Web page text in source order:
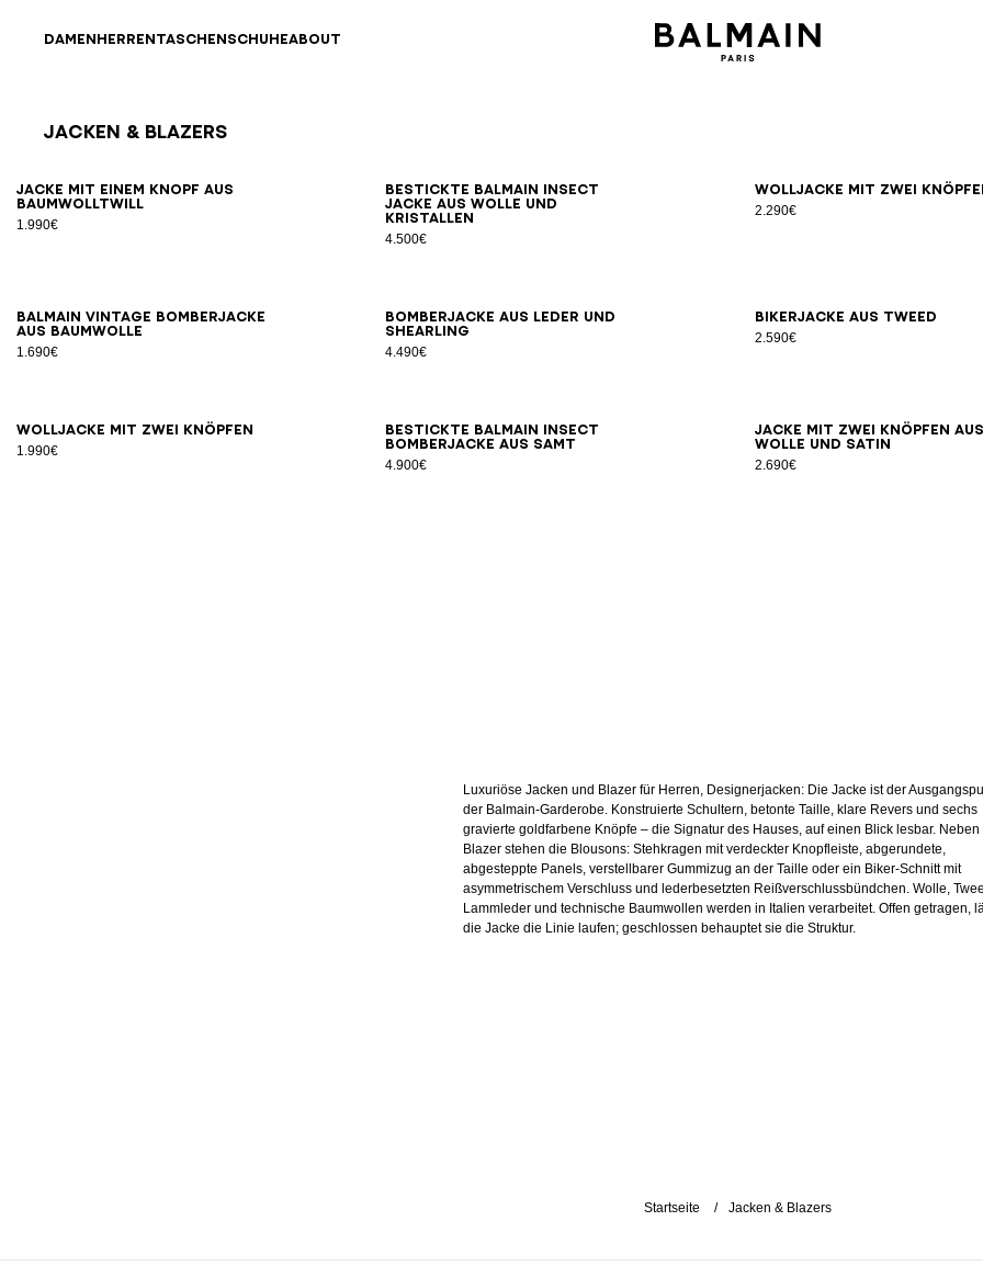
DAMENHERRENTASCHENSCHUHEABOUT
Jacken & Blazers
Jacke mit einem Knopf aus
Baumwolltwill
1.990€
464850
Bestickte Balmain Insect
Jacke aus Wolle und
Kristallen
4.500€
4446 Wolljacke mit zwei
2.290€
464850
Balmain Vintage Bomberjacke
aus Baumwolle
1.690€
4648505254
Bomberjacke aus Leder und
Shearling
4.490€
46 4850 Bikerjacke aus Tweed
2.590€
Wolljacke mit zwei Knöpfen
1.990€
46485052
Bestickte Balmain Insect
Bomberjacke aus Samt
4.900€
4648
Jacke mit zwei Knöpfen aus
Wolle und Satin
2.690€
44 4648
Luxuriöse Jacken und Blazer für Herren, Designerjacken: Die Jacke ist der
der Balmain-Garderobe. Konstruierte Schultern, betonte Taille, klare Revers und sechs
gravierte goldfarbene Knöpfe – die Signatur des Hauses, auf einen Blick lesbar. Neben
Blazer stehen die Blousons: Stehkragen mit verdeckter Knopfleiste, abgerundete,
abgesteppte Panels, verstellbarer Gummizug an der Taille oder ein Biker-Schnitt mit
asymmetrischem Verschluss und lederbesetzten Reißverschlussbündchen. Wolle,
Lammleder und technische Baumwollen werden in Italien verarbeitet. Offen getragen,
die Jacke die Linie laufen; geschlossen behauptet sie die Struktur.
Startseite Jacken & Blazers